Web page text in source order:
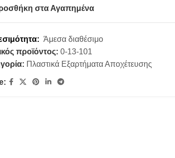
στα Αγαπημένα
Άμεσα διαθέσιμο
προϊόντος: 0-13-101
Πλαστικά Εξαρτήματα Αποχέτευσης